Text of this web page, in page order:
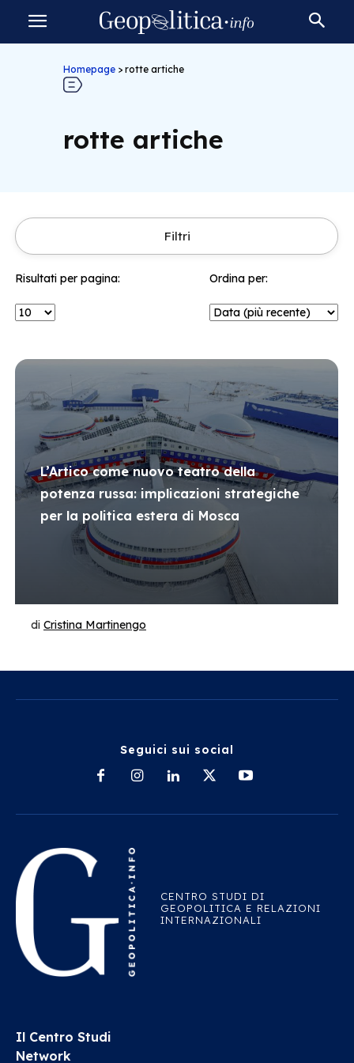
Homepage > rotte artiche
rotte artiche
Filtri
Risultati per pagina: Ordina per:
L’Artico come nuovo teatro della
potenza russa: implicazioni strategiche
per la politica estera di Mosca
di Cristina Martinengo
Seguici sui social
CENTRO STUDI DI
GEOPOLITICA E RELAZIONI
INTERNAZIONALI
Il Centro Studi
Network